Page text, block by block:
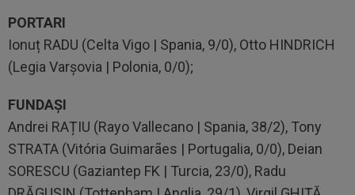
PORTARI
Ionuț RADU (Celta Vigo | Spania, 9/0), Otto HINDRICH
(Legia Varșovia | Polonia, 0/0);
FUNDAȘI
Andrei RAȚIU (Rayo Vallecano | Spania, 38/2), Tony
STRATA (Vitória Guimarães | Portugalia, 0/0), Deian
SORESCU (Gaziantep FK | Turcia, 23/0), Radu